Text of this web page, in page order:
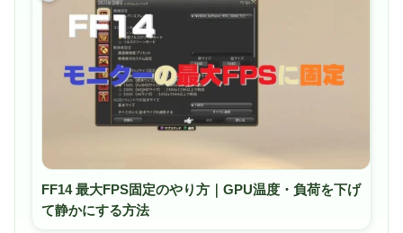
FF14 最大FPS固定のやり方｜GPU温度・負荷を下げ
て静かにする方法